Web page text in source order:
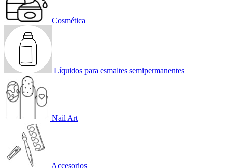
Cosmética
Líquidos para esmaltes semipermanentes
Nail Art
Accesorios